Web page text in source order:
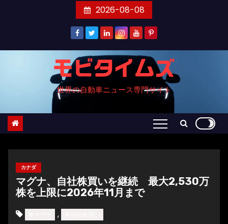
ン
プ
2026-08-08
モビタイムズ
世界の自動車ニュース専門サイト
カナダ
マグナ、自社株買いを継続 最大2,530万
株を上限に2026年11月まで
,